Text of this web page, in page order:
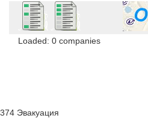
Loaded: 0 companies
374 Эвакуация